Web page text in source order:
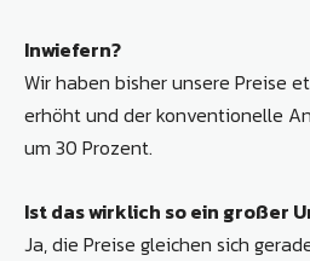
Inwiefern?
Wir haben bisher unsere Preise
erhöht und der konventionelle
um 30 Prozent.
Ist das wirklich so ein großer
Ja, die Preise gleichen sich